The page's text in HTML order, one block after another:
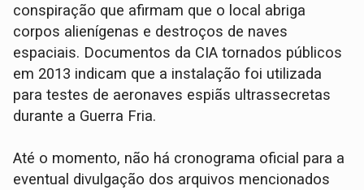
conspiração que afirmam que o local abriga
corpos alienígenas e destroços de naves
espaciais. Documentos da CIA tornados públicos
em 2013 indicam que a instalação foi utilizada
para testes de aeronaves espiãs ultrassecretas
durante a Guerra Fria.
Até o momento, não há cronograma oficial para a
eventual divulgação dos arquivos mencionados